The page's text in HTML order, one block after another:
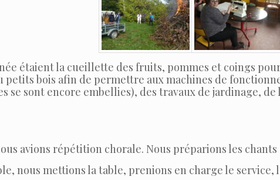
étaient la cueillette des fruits, pommes et coings
petits bois afin de permettre aux machines de
se sont encore embellies), des travaux de jardinage,
avions répétition chorale. Nous préparions les chants
nous mettions la table, prenions en charge le